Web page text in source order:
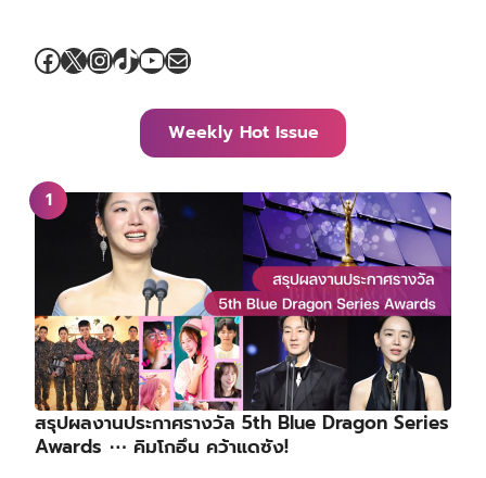
Facebook
X Instagram
TikTok
YouTube
Mail
Weekly Hot Issue
สรุปผลงานประกาศรางวัล 5th Blue Dragon Series
Awards ⋯ คิมโกอึน คว้าแดซัง!